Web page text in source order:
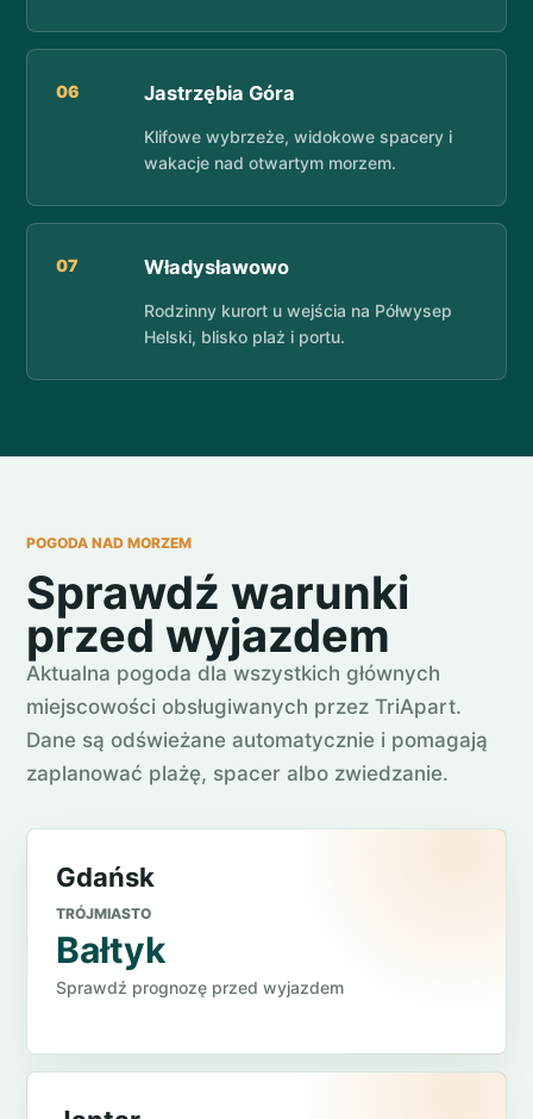
06 Jastrzębia Góra
Klifowe wybrzeże, widokowe spacery i
wakacje nad otwartym morzem.
07 Władysławowo
Rodzinny kurort u wejścia na Półwysep
Helski, blisko plaż i portu.
POGODA NAD MORZEM
Sprawdź warunki
przed wyjazdem
Aktualna pogoda dla wszystkich głównych
miejscowości obsługiwanych przez TriApart.
Dane są odświeżane automatycznie i pomagają
zaplanować plażę, spacer albo zwiedzanie.
Gdańsk
TRÓJMIASTO
Bałtyk
Sprawdź prognozę przed wyjazdem